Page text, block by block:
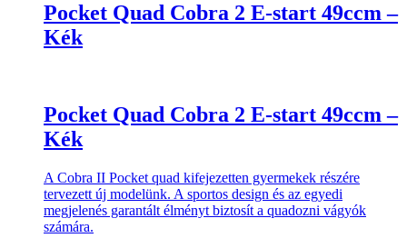
Pocket Quad Cobra 2 E-start 49ccm –
Kék
Pocket Quad Cobra 2 E-start 49ccm –
Kék
A Cobra II Pocket quad kifejezetten gyermekek részére
tervezett új modelünk. A sportos design és az egyedi
megjelenés garantált élményt biztosít a quadozni vágyók
számára.